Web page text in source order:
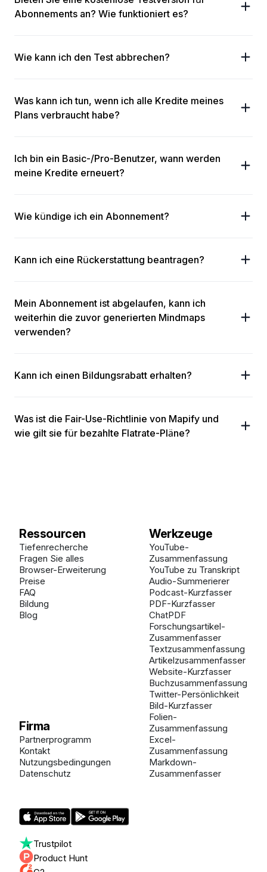
Abonnements an? Wie funktioniert es?
Wie kann ich den Test abbrechen?
Was kann ich tun, wenn ich alle Kredite meines
Plans verbraucht habe?
Ich bin ein Basic-/Pro-Benutzer, wann werden
meine Kredite erneuert?
Wie kündige ich ein Abonnement?
Kann ich eine Rückerstattung beantragen?
Mein Abonnement ist abgelaufen, kann ich
weiterhin die zuvor generierten Mindmaps
verwenden?
Kann ich einen Bildungsrabatt erhalten?
Was ist die Fair-Use-Richtlinie von Mapify und
wie gilt sie für bezahlte Flatrate-Pläne?
Trustpilot
Product Hunt
Ressourcen
Tiefenrecherche
Fragen Sie alles
Browser-Erweiterung
Preise
FAQ
Bildung
Blog
Firma
Partnerprogramm
Kontakt
Nutzungsbedingungen
Datenschutz
Werkzeuge
YouTube-
Zusammenfassung
YouTube zu Transkript
Audio-Summerierer
Podcast-Kurzfasser
PDF-Kurzfasser
ChatPDF
Forschungsartikel-
Zusammenfasser
Textzusammenfassung
Artikelzusammenfasser
Website-Kurzfasser
Buchzusammenfassung
Twitter-Persönlichkeit
Bild-Kurzfasser
Folien-
Zusammenfassung
Excel-
Zusammenfassung
Markdown-
Zusammenfasser